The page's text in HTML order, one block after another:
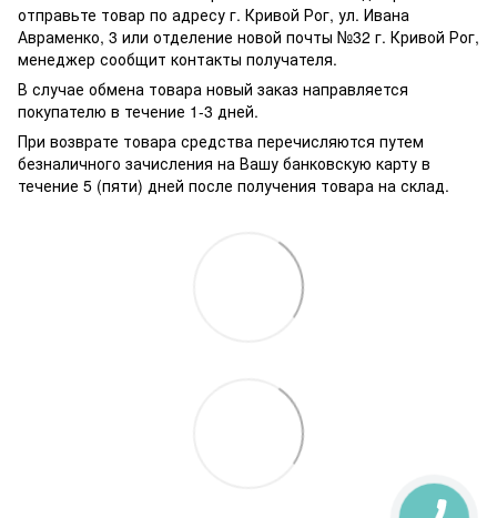
отправьте товар по адресу г. Кривой Рог, ул. Ивана
Авраменко, 3 или отделение новой почты №32 г. Кривой Рог,
менеджер сообщит контакты получателя.
В случае обмена товара новый заказ направляется
покупателю в течение 1-3 дней.
При возврате товара средства перечисляются путем
безналичного зачисления на Вашу банковскую карту в
течение 5 (пяти) дней после получения товара на склад.